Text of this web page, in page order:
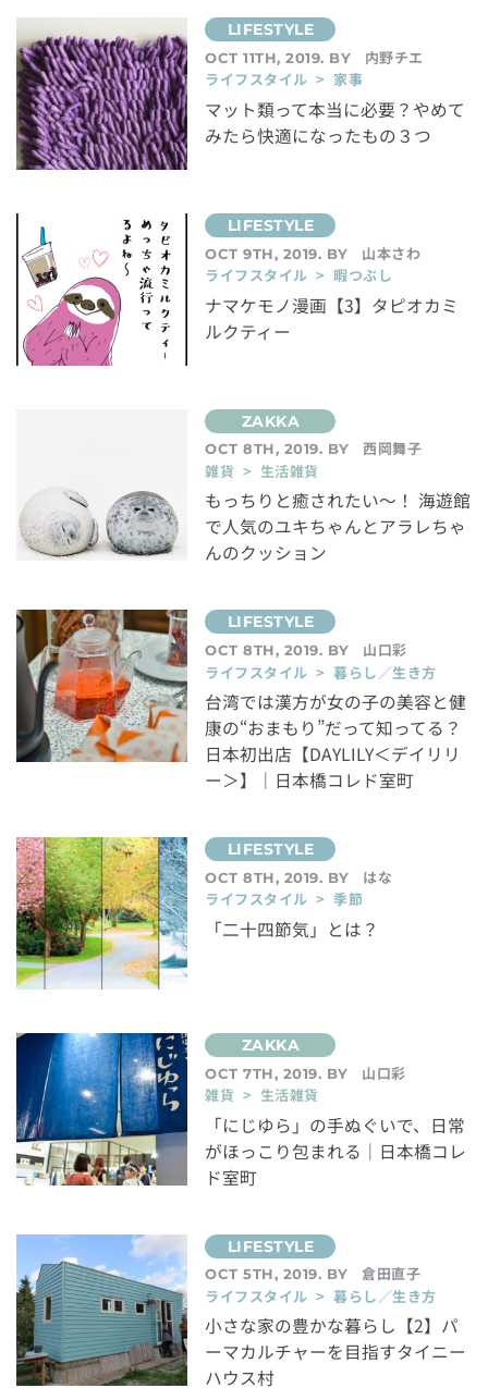
OCT 11TH, 2019. BY
内野チエ
ライフスタイル > 家事
マット類って本当に必要？やめて
みたら快適になったもの３つ
OCT 9TH, 2019. BY
山本さわ
ライフスタイル > 暇つぶし
ナマケモノ漫画【3】タピオカミ
ルクティー
OCT 8TH, 2019. BY
西岡舞子
雑貨 > 生活雑貨
もっちりと癒されたい〜！ 海遊館
で人気のユキちゃんとアラレちゃ
んのクッション
OCT 8TH, 2019. BY
山口彩
ライフスタイル > 暮らし／生き方
台湾では漢方が女の子の美容と健
康の“おまもり”だって知ってる？
日本初出店【DAYLILY＜デイリリ
ー＞】｜日本橋コレド室町
OCT 8TH, 2019. BY
はな
ライフスタイル > 季節
「二十四節気」とは？
OCT 7TH, 2019. BY
山口彩
雑貨 > 生活雑貨
「にじゆら」の手ぬぐいで、日常
がほっこり包まれる｜日本橋コレ
ド室町
OCT 5TH, 2019. BY
倉田直子
ライフスタイル > 暮らし／生き方
小さな家の豊かな暮らし【2】パ
ーマカルチャーを目指すタイニー
ハウス村